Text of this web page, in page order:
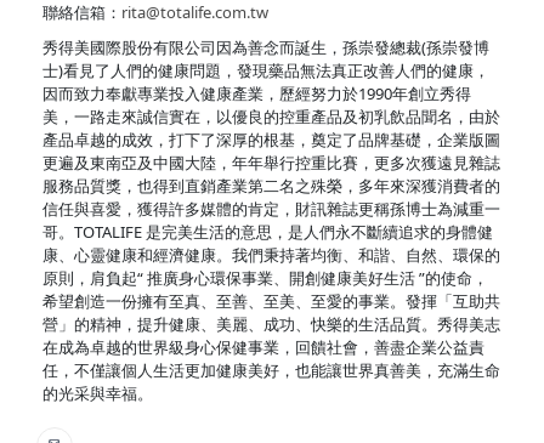
聯絡信箱： rita@totalife.com.tw
秀得美國際股份有限公司因為善念而誕生，孫崇發總裁(孫崇發博
士)看見了人們的健康問題，發現藥品無法真正改善人們的健康，
因而致力奉獻專業投入健康產業，歷經努力於1990年創立秀得
美，一路走來誠信實在，以優良的控重產品及初乳飲品聞名，由於
產品卓越的成效，打下了深厚的根基，奠定了品牌基礎，企業版圖
更遍及東南亞及中國大陸，年年舉行控重比賽，更多次獲遠見雜誌
服務品質獎，也得到直銷產業第二名之殊榮，多年來深獲消費者的
信任與喜愛，獲得許多媒體的肯定，財訊雜誌更稱孫博士為減重一
哥。TOTALIFE 是完美生活的意思，是人們永不斷續追求的身體健
康、心靈健康和經濟健康。我們秉持著均衡、和諧、自然、環保的
原則，肩負起“ 推廣身心環保事業、開創健康美好生活 ”的使命，
希望創造一份擁有至真、至善、至美、至愛的事業。發揮「互助共
營」的精神，提升健康、美麗、成功、快樂的生活品質。秀得美志
在成為卓越的世界級身心保健事業，回饋社會，善盡企業公益責
任，不僅讓個人生活更加健康美好，也能讓世界真善美，充滿生命
的光采與幸福。